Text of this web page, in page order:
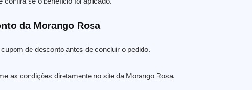
da Morango Rosa
de desconto antes de concluir o pedido.
as condições diretamente no site da Morango Rosa.